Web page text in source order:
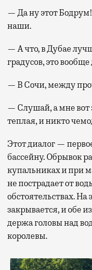
— Да ну этот
наши.
— А что, в Дубае
градусов, это
— В Сочи, между
— Слушай, а мне вот
теплая, и никто
Этот диалог —
бассейну. Обрывок
купальниках и при
не пострадает от
обстоятельствах. На
закрывается, и обе
держа головы над
королевы.